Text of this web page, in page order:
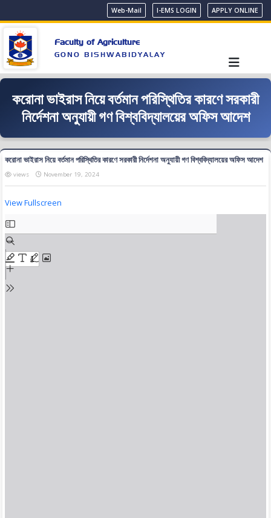
Web-Mail I-EMS LOGIN APPLY ONLINE
Faculty of Agriculture
GONO BISHWABIDYALAY
করোনা ভাইরাস নিয়ে বর্তমান পরিস্থিতির কারণে সরকারী
নির্দেশনা অনুযায়ী গণ বিশ্ববিদ্যালয়ের অফিস আদেশ
করোনা ভাইরাস নিয়ে বর্তমান পরিস্থিতির কারণে সরকারী নির্দেশনা অনুযায়ী গণ বিশ্ববিদ্যালয়ের অফিস আদেশ
views November 19, 2024
View Fullscreen
to
PDF
content